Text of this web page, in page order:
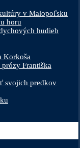
v Malopoľsku
horu
hudieb
Korkoša
Františka
svojich predkov